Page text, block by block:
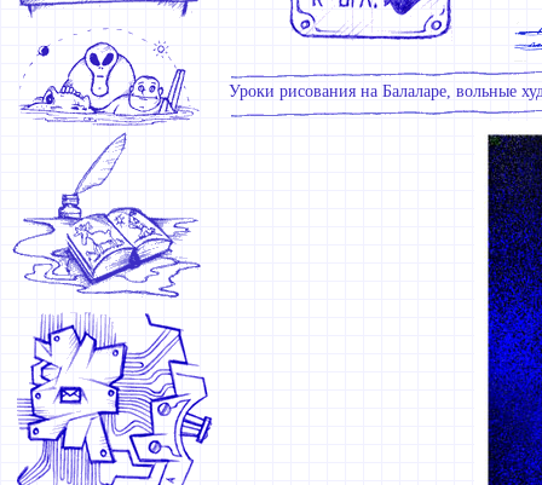
Уроки рисования на Балаларе, вольные